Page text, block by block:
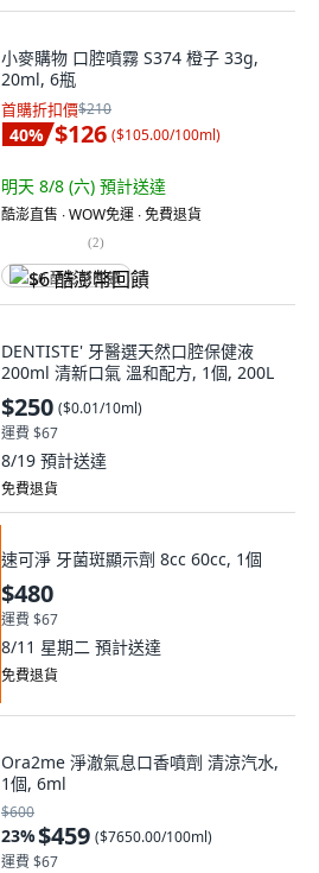
小麥購物 口腔噴霧 S374 橙子 33g,
20ml, 6瓶
首購折扣價$210
40% $126 ($105.00/100ml)
明天 8/8 (六) 預計送達
酷澎直售 ∙ WOW免運 ∙ 免費退貨
(2)
$6 酷澎幣回饋
DENTISTE' 牙醫選天然口腔保健液
200ml 清新口氣 溫和配方, 1個, 200L
$250 ($0.01/10ml)
運費 $67
8/19 預計送達
免費退貨
速可淨 牙菌斑顯示劑 8cc 60cc, 1個
$480
運費 $67
8/11 星期二 預計送達
免費退貨
Ora2me 淨澈氣息口香噴劑 清涼汽水,
1個, 6ml
$600
23%$459 ($7650.00/100ml)
運費 $67